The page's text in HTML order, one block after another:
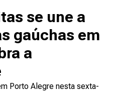
se une a
gaúchas em
a
Porto Alegre nesta sexta-